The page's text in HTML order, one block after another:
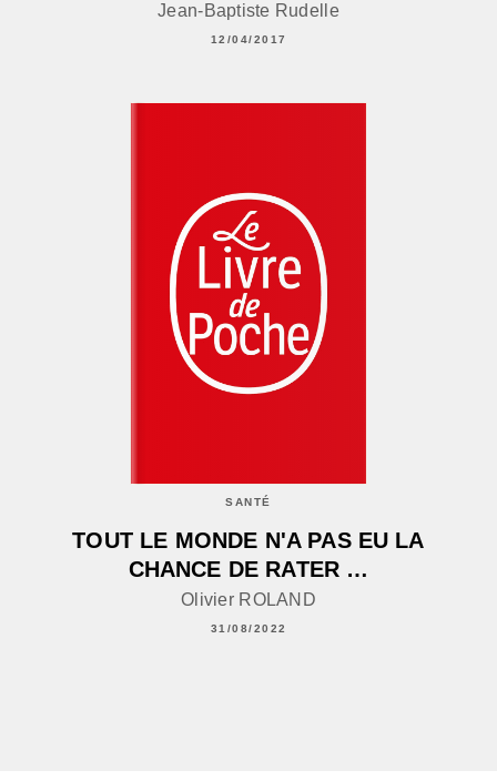
Jean-Baptiste Rudelle
12/04/2017
SANTÉ
TOUT LE MONDE N'A PAS EU LA
CHANCE DE RATER …
Olivier ROLAND
31/08/2022